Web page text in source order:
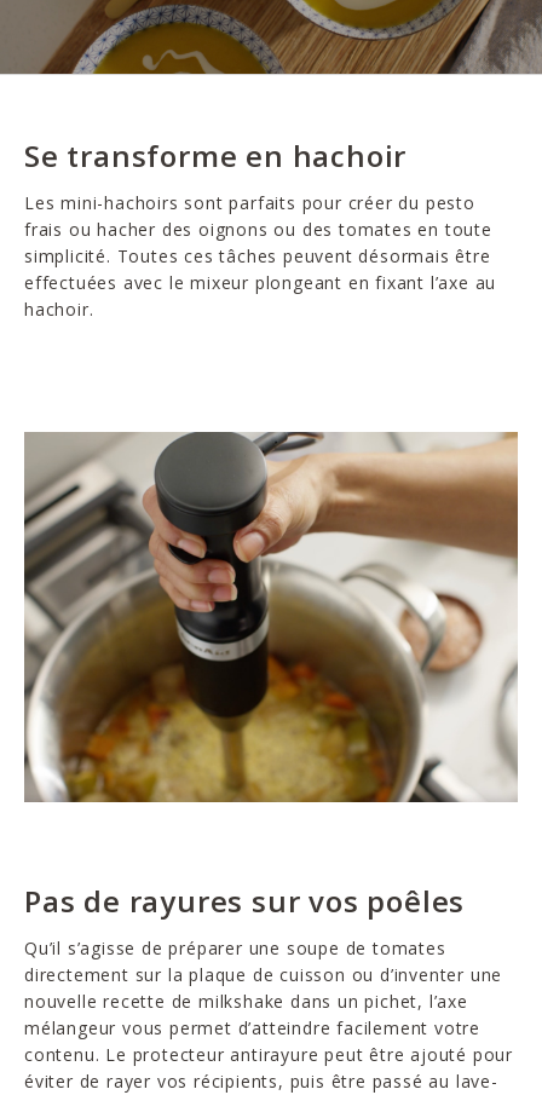
Se transforme en hachoir
Les mini-hachoirs sont parfaits pour créer du pesto
frais ou hacher des oignons ou des tomates en toute
simplicité. Toutes ces tâches peuvent désormais être
effectuées avec le mixeur plongeant en fixant l’axe au
hachoir.
Pas de rayures sur vos poêles
Qu’il s’agisse de préparer une soupe de tomates
directement sur la plaque de cuisson ou d’inventer une
nouvelle recette de milkshake dans un pichet, l’axe
mélangeur vous permet d’atteindre facilement votre
contenu. Le protecteur antirayure peut être ajouté pour
éviter de rayer vos récipients, puis être passé au lave-